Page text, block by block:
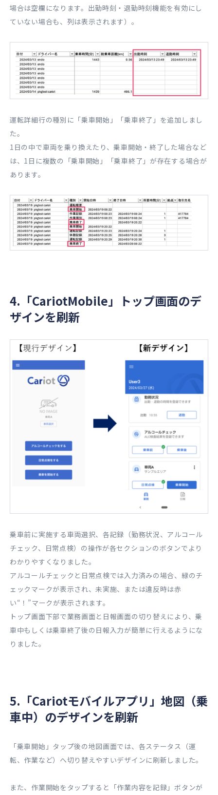
場合は空欄になります。出勤時刻・退勤時刻機能を有効にし
ていない場合も、列は表示されます）。
運転詳細行の種別に「乗車開始」「乗車終了」を追加しまし
た。
1日の中で車両を乗り換えたり、乗車開始・終了した場合など
は、1日に複数の「乗車開始」「乗車終了」が存在する場合が
あります。
4.「CariotMobile」トップ画面のデ
ザインを刷新
乗車前に実施する車両選択、各記録（勤務状況、アルコール
チェック、日常点検）の操作が各セクションのボタンでより
わかりやすくなりました。
アルコールチェックと日常点検では入力済みの場合、緑のチ
ェックマークが表示され、未実施、または違反時は赤
い“！”マークが表示されます。
トップ画面下部で業務画面と日報画面の切り替えにより、乗
車中もしくは乗車終了後の日報入力が簡単に行えるようにな
りました。
5.「Cariotモバイルアプリ」地図（乗
車中）のデザインを刷新
「乗車開始」タップ後の地図画面では、各ステータス（運
転、作業など）へ切り替えやすいデザインに刷新しました。
また、作業開始をタップすると「作業内容を記録」ボタンが